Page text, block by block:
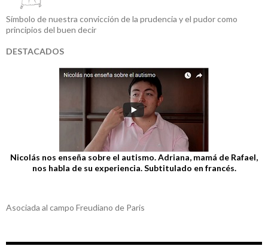
Símbolo de nuestra convicción de la prudencia y el pudor como
principios del buen decir
DESTACADOS
Nicolás nos enseña sobre el autismo. Adriana, mamá de Rafael,
nos habla de su experiencia. Subtitulado en francés.
Asociada al campo Freudiano de Paris